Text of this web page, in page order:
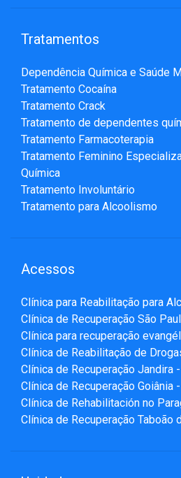
Tratamentos
Dependência Química e Saúde
Tratamento Cocaína
Tratamento Crack
Tratamento de dependentes
Tratamento Farmacoterapia
Tratamento Feminino
Química
Tratamento Involuntário
Tratamento para Alcoolismo
Acessos
Clínica para Reabilitação para
Clínica de Recuperação São
Clínica para recuperação
Clínica de Reabilitação de
Clínica de Recuperação Jandira
Clínica de Recuperação Goiânia -
Clínica de Rehabilitación no
Clínica de Recuperação Taboão